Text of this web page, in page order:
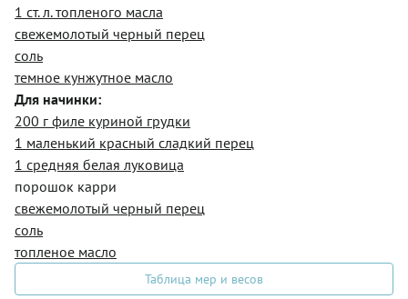
1 ст. л. топленого масла
свежемолотый черный перец
соль
темное кунжутное масло
Для начинки:
200 г филе куриной грудки
1 маленький красный сладкий перец
1 средняя белая луковица
порошок карри
свежемолотый черный перец
соль
топленое масло
Таблица мер и весов